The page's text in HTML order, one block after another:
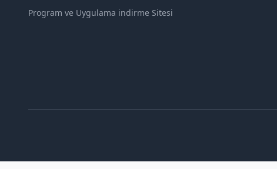
Program ve Uygulama indirme Sitesi